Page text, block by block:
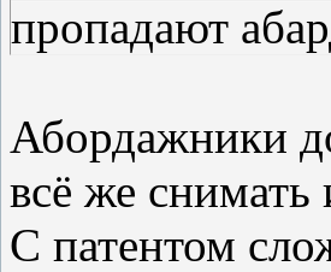
пропадают
Абордажники
всё же снимать
С патентом